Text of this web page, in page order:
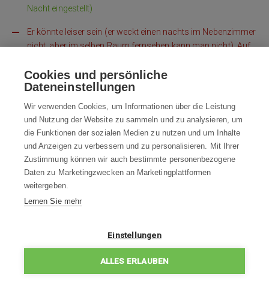
Nacht eingestellt)
Er könnte leiser sein (er weckt einen nachts im Nebenzimmer
nicht, aber im selben Raum fernsehen kann man nicht). Auf
Böden. Dort machen die beweglichen Teile des
Staubsaugers mehr Lärm als das Staubsaugen selbst
Blog
Beratung
Kontaktieren Sie uns
Cookies und persönliche
Dateneinstellungen
Wir verwenden Cookies, um Informationen über die Leistung
und Nutzung der Website zu sammeln und zu analysieren, um
die Funktionen der sozialen Medien zu nutzen und um Inhalte
und Anzeigen zu verbessern und zu personalisieren. Mit Ihrer
Zustimmung können wir auch bestimmte personenbezogene
Daten zu Marketingzwecken an Marketingplattformen
weitergeben.
Lernen Sie mehr
Einstellungen
ALLES ERLAUBEN